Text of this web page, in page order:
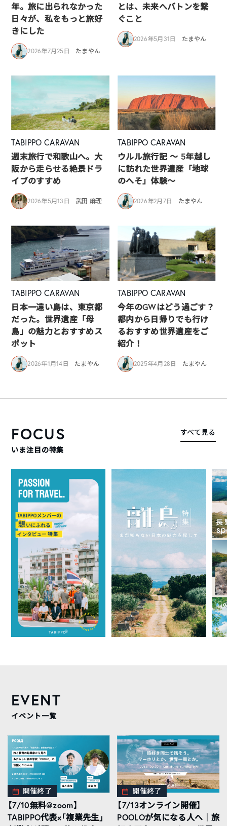
年。旅に出られなかった
日々が、私をもっと旅好
きにした
2026年7月25日 たまやん
とは、未来へバトンを繋
ぐこと
2026年5月31日 たまやん
TABIPPO CARAVAN
週末旅行で和歌山へ。大
阪から走らせる絶景ドラ
イブのすすめ
2026年5月13日 武田 麻理
TABIPPO CARAVAN
ウルル旅行記 ～ 5年越し
に訪れた世界遺産「地球
のへそ」体験～
2026年2月7日 たまやん
TABIPPO CARAVAN
日本一遠い島は、東京都
だった。世界遺産「母
島」の魅力とおすすめス
ポット
2026年1月14日 たまやん
TABIPPO CARAVAN
今年のGWはどう過ごす？
都内から日帰りでも行け
るおすすめ世界遺産をご
紹介！
2025年4月28日 たまやん
FOCUS
いま注目の特集
すべて見る
EVENT
イベント一覧
開催終了
【7/10無料@zoom】
TABIPPO代表×「複業先生」
開催終了
【7/13オンライン開催】
POOLOが気になる人へ｜旅